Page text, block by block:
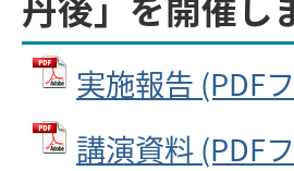
実施報告 (PDF
講演資料 (PDF